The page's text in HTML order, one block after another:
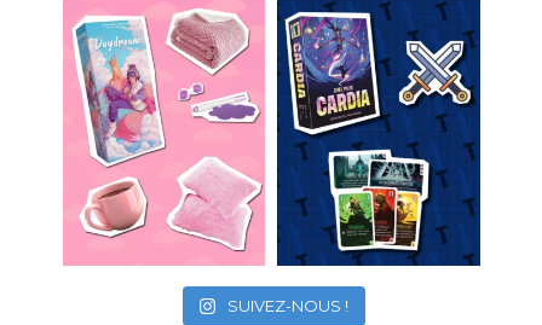
SUIVEZ-NOUS !